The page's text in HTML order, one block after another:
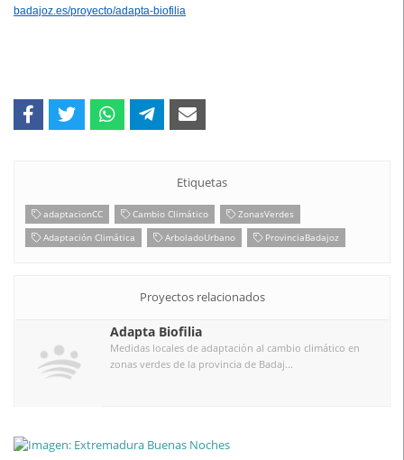
badajoz.es/proyecto/adapta-biofilia
Etiquetas
adaptacionCC Cambio Climático
ZonasVerdes
Adaptación Climática
ArboladoUrbano ProvinciaBadajoz
Proyectos relacionados
Adapta Biofilia
Medidas locales de adaptación al cambio climático en
zonas verdes de la provincia de Badaj...